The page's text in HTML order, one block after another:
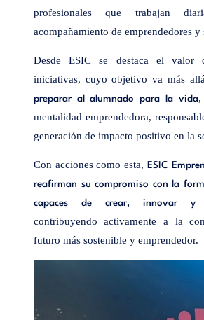
profesionales que trabajan
acompañamiento de emprendedores y
Desde ESIC se destaca el valor
iniciativas, cuyo objetivo va más
preparar al alumnado para la vida,
mentalidad emprendedora,
generación de impacto positivo en la
Con acciones como esta, ESIC
reafirman su compromiso con la
capaces de crear, innovar y
contribuyendo activamente a la
futuro más sostenible y emprendedor.